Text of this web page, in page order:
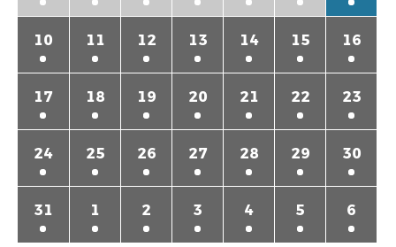
10 11 12 13 14 15 16
17 18 19 20 21 22 23
24 25 26 27 28 29 30
31 1 2 3 4 5 6